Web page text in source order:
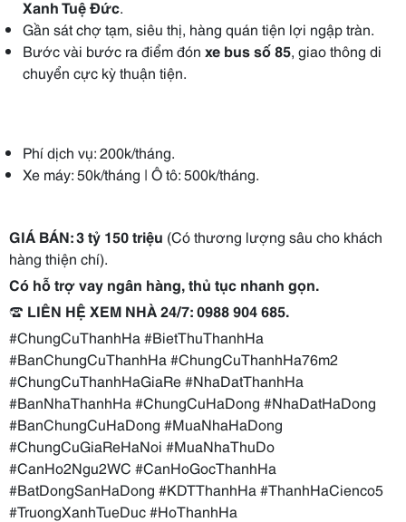
Xanh Tuệ Đức.
Gần sát chợ tạm, siêu thị, hàng quán tiện lợi ngập tràn.
Bước vài bước ra điểm đón xe bus số 85, giao thông di
chuyển cực kỳ thuận tiện.
Phí dịch vụ: 200k/tháng.
Xe máy: 50k/tháng | Ô tô: 500k/tháng.
GIÁ BÁN:3 tỷ 150 triệu (Có thương lượng sâu cho khách
hàng thiện chí).
Có hỗ trợ vay ngân hàng, thủ tục nhanh gọn.
☎️ LIÊN HỆ XEM NHÀ 24/7:0988 904 685.
#ChungCuThanhHa #BietThuThanhHa
#BanChungCuThanhHa #ChungCuThanhHa76m2
#ChungCuThanhHaGiaRe #NhaDatThanhHa
#BanNhaThanhHa #ChungCuHaDong #NhaDatHaDong
#BanChungCuHaDong #MuaNhaHaDong
#ChungCuGiaReHaNoi #MuaNhaThuDo
#CanHo2Ngu2WC #CanHoGocThanhHa
#BatDongSanHaDong #KDTThanhHa #ThanhHaCienco5
#TruongXanhTueDuc #HoThanhHa